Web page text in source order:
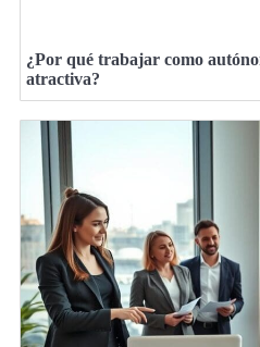
¿Por qué trabajar como
atractiva?